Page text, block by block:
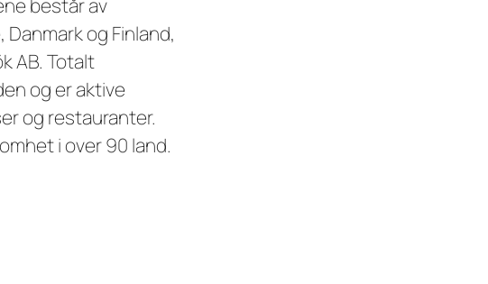
består av
Danmark og Finland,
AB. Totalt
og er aktive
og restauranter.
i over 90 land.